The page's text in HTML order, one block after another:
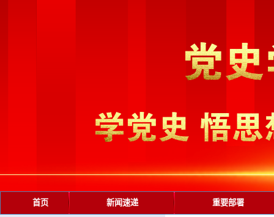
首页 新闻速递 重要部署